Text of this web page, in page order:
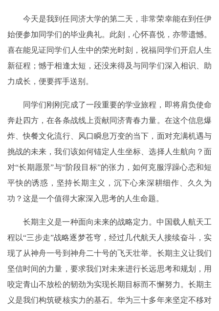
今天是我到任同济大学的第二天，非常荣幸能在到任伊
始便参加同学们的毕业典礼。此刻，心怀喜悦，亦带遗憾。
喜在能见证同学们人生中的荣光时刻，祝福同学们开启人生
新征程；憾于相逢太短，还没来得及与同学们深入相识、助
力成长，便要挥手送别。
同学们刚刚完成了一段重要的学业旅程，即将肩负使命
奔赴四方，在各条战线上贡献同济青春力量。在这个信息爆
炸、快餐文化流行、风口瞬息万变的当下，面对充满机遇与
挑战的未来，我们该如何锚定人生坐标、选择人生航向？面
对“长期愿景”与“阶段目标”的张力，如何克服浮躁心态和短
平快的诱惑，坚持长期主义，沉下心来深耕细作、久久为
功？这是一个值得大家深入思考的人生命题。
长期主义是一种面向未来的战略定力。中国载人航天工
程以“三步走”战略逐梦苍穹，经过几代航天人接续奋斗，实
现了从神舟一号到神舟二十号的飞天壮举。长期主义让我们
坚信时间的力量，要求我们对未来进行长远思考和规划，用
咬定青山不放松的韧劲为实现长期目标而不懈努力。长期主
义是我们构筑硬核实力的基石。华为三十多年来坚定不移对